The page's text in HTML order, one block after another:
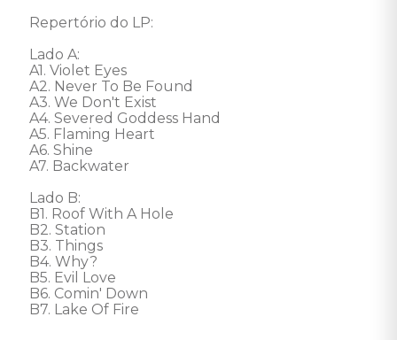
Repertório do LP:
Lado A:
A1. Violet Eyes
A2. Never To Be Found
A3. We Don't Exist
A4. Severed Goddess Hand
A5. Flaming Heart
A6. Shine
A7. Backwater
Lado B:
B1. Roof With A Hole
B2. Station
B3. Things
B4. Why?
B5. Evil Love
B6. Comin' Down
B7. Lake Of Fire